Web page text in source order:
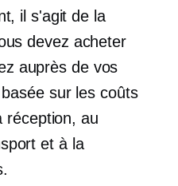
il s'agit de la
devez acheter
auprès de vos
sur les coûts
réception, au
et à la